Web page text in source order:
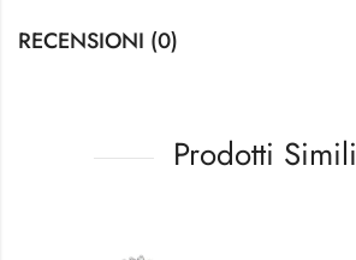
RECENSIONI (0)
Prodotti Simili